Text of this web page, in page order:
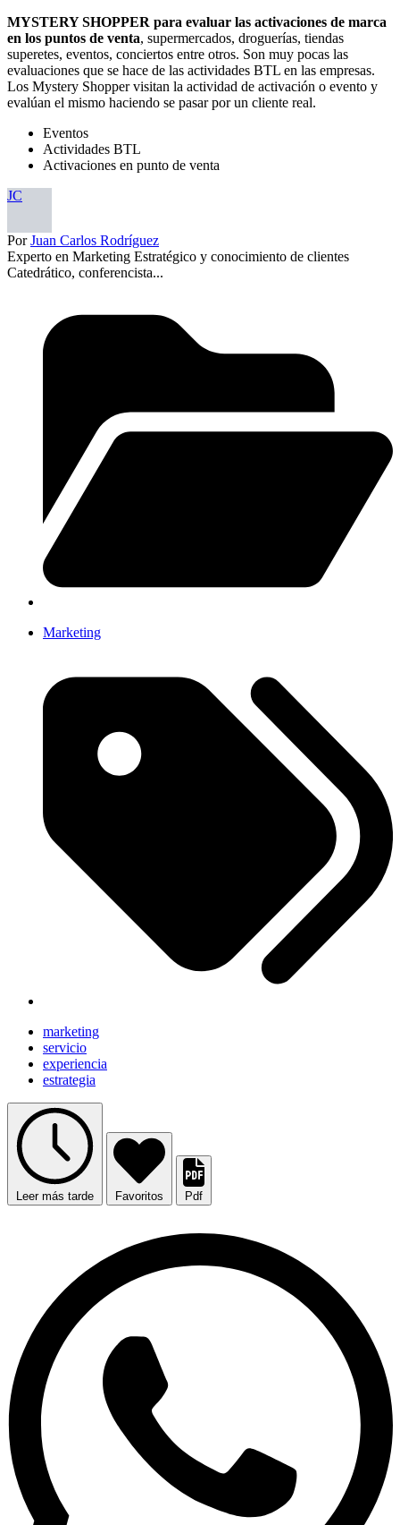
MYSTERY SHOPPER para evaluar las activaciones de marca
en los puntos de venta, supermercados, droguerías, tiendas
superetes, eventos, conciertos entre otros. Son muy pocas las
evaluaciones que se hace de las actividades BTL en las empresas.
Los Mystery Shopper visitan la actividad de activación o evento y
evalúan el mismo haciendo se pasar por un cliente real.
Eventos
Actividades BTL
Activaciones en punto de venta
JC
PorJuan Carlos Rodríguez
Experto en Marketing Estratégico y conocimiento de clientes
Catedrático, conferencista...
Marketing
marketing
servicio
experiencia
estrategia
Leer más tarde Favoritos Pdf